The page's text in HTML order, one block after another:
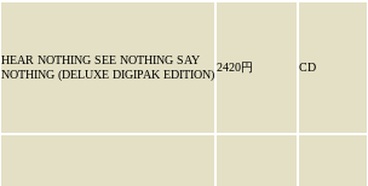
HEAR NOTHING SEE NOTHING SAY
NOTHING (DELUXE DIGIPAK EDITION)
2420円 CD